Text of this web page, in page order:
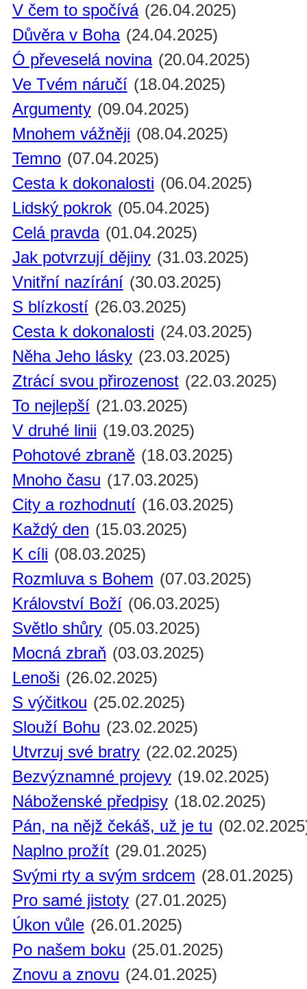
V čem to spočívá (26.04.2025)
Důvěra v Boha (24.04.2025)
Ó převeselá novina (20.04.2025)
Ve Tvém náručí (18.04.2025)
Argumenty (09.04.2025)
Mnohem vážněji (08.04.2025)
Temno (07.04.2025)
Cesta k dokonalosti (06.04.2025)
Lidský pokrok (05.04.2025)
Celá pravda (01.04.2025)
Jak potvrzují dějiny (31.03.2025)
Vnitřní nazírání (30.03.2025)
S blízkostí (26.03.2025)
Cesta k dokonalosti (24.03.2025)
Něha Jeho lásky (23.03.2025)
Ztrácí svou přirozenost (22.03.2025)
To nejlepší (21.03.2025)
V druhé linii (19.03.2025)
Pohotové zbraně (18.03.2025)
Mnoho času (17.03.2025)
City a rozhodnutí (16.03.2025)
Každý den (15.03.2025)
K cíli (08.03.2025)
Rozmluva s Bohem (07.03.2025)
Království Boží (06.03.2025)
Světlo shůry (05.03.2025)
Mocná zbraň (03.03.2025)
Lenoši (26.02.2025)
S výčitkou (25.02.2025)
Slouží Bohu (23.02.2025)
Utvrzuj své bratry (22.02.2025)
Bezvýznamné projevy (19.02.2025)
Náboženské předpisy (18.02.2025)
Pán, na nějž čekáš, už je tu
Naplno prožít (29.01.2025)
Svými rty a svým srdcem (28.01.2025)
Pro samé jistoty (27.01.2025)
Úkon vůle (26.01.2025)
Po našem boku (25.01.2025)
Znovu a znovu (24.01.2025)